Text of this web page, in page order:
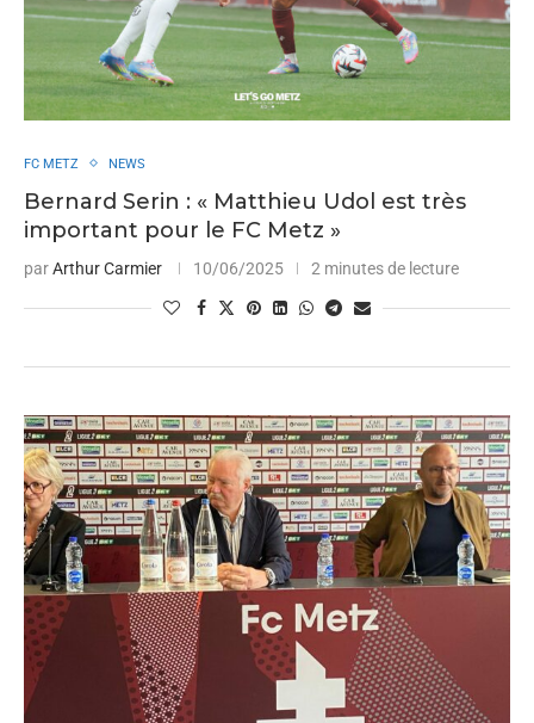
FC METZ NEWS
Bernard Serin : « Matthieu Udol est très
important pour le FC Metz »
parArthur Carmier 10/06/2025 2 minutes de lecture